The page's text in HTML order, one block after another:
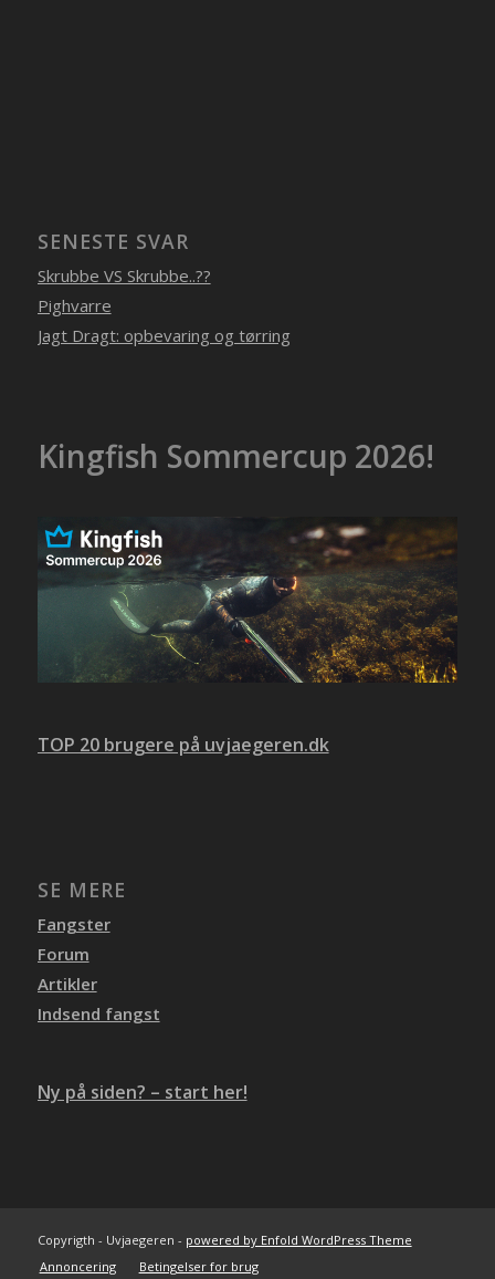
SENESTE SVAR
Skrubbe VS Skrubbe..??
Pighvarre
Jagt Dragt: opbevaring og tørring
Kingfish Sommercup 2026!
TOP 20 brugere på uvjaegeren.dk
SE MERE
Fangster
Forum
Artikler
Indsend fangst
Ny på siden? – start her!
Copyrigth - Uvjaegeren - powered by Enfold WordPress Theme
Annoncering
Betingelser for brug